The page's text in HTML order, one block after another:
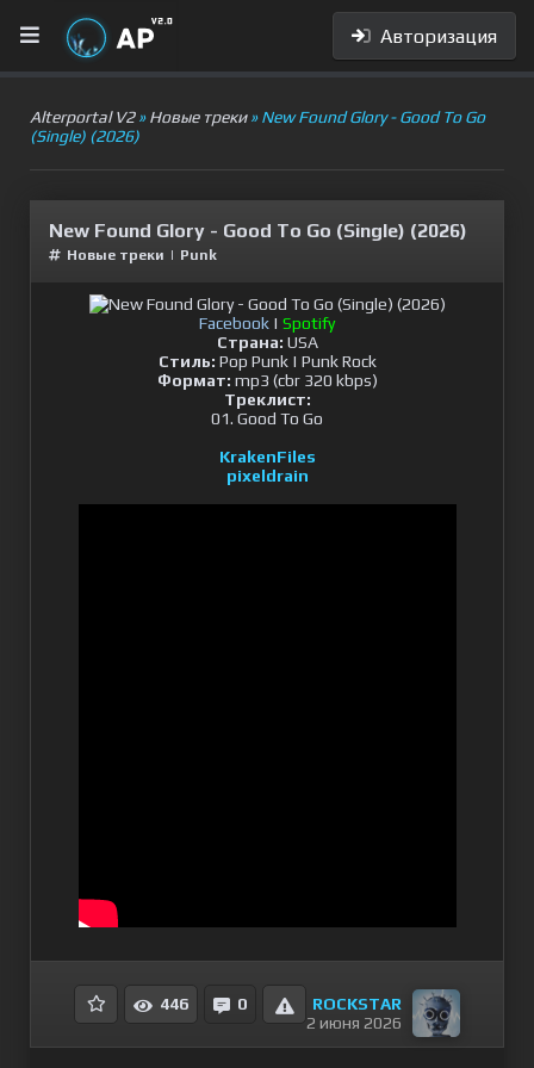
Авторизация
Alterportal V2»Новые треки» New Found Glory - Good To Go
(Single) (2026)
New Found Glory - Good To Go (Single) (2026)
Новые треки | Punk
Facebook | Spotify
Страна: USA
Стиль: Pop Punk | Punk Rock
Формат: mp3 (cbr 320 kbps)
Треклист:
01. Good To Go
KrakenFiles
pixeldrain
446 0
ROCKSTAR
2 июня 2026